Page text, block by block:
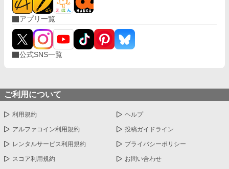
アプリ一覧
公式SNS一覧
ご利用について
利用規約 ヘルプ
アルファコイン利用規約 投稿ガイドライン
レンタルサービス利用規約 プライバシーポリシー
スコア利用規約 お問い合わせ